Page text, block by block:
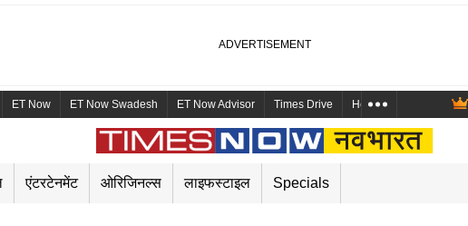
ET Now ET Now Swadesh ET Now Advisor Times Drive Health and Me
एंटरटेनमेंट ओरिजिनल्स लाइफस्टाइल Specials